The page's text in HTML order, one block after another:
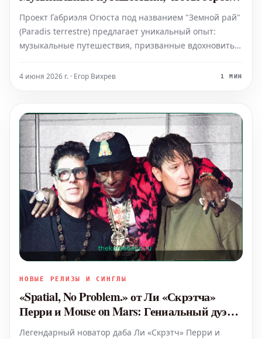
вдохновение
Проект Габриэля Огюста под названием "Земной рай"
(Paradis terrestre) предлагает уникальный опыт:
музыкальные путешествия, призванные вдохновить
восприятия. Эти "музыкальные походы" – это не
4 июня 2026 г. · Егор Вихрев 1 МИН
НОВЫЕ РЕЛИЗЫ И СИНГЛЫ
«Spatial, No Problem.» от Ли «Скрэтча»
Перри и Mouse on Mars: Гениальный дуэт,
которого никто не ждал
Легендарный новатор даба Ли «Скрэтч» Перри и